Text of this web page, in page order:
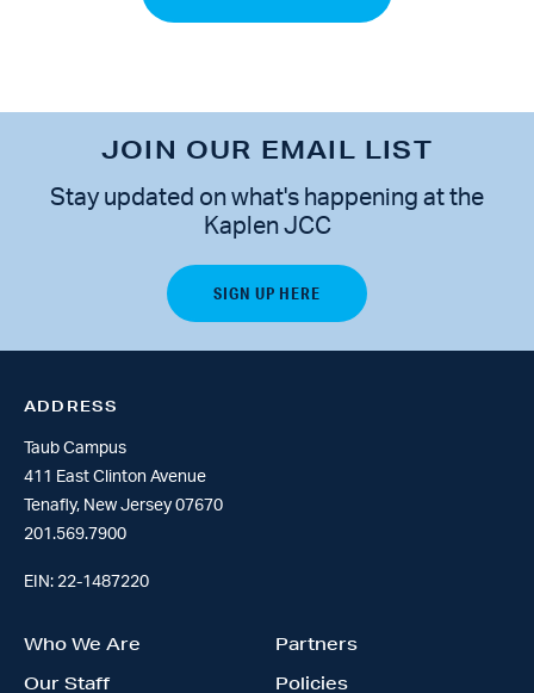
JOIN OUR EMAIL LIST
Stay updated on what's happening at the
Kaplen JCC
ADDRESS
Taub Campus
411 East Clinton Avenue
Tenafly, New Jersey 07670
201.569.7900
EIN: 22-1487220
Who We Are
Our Staff
Partners
Policies